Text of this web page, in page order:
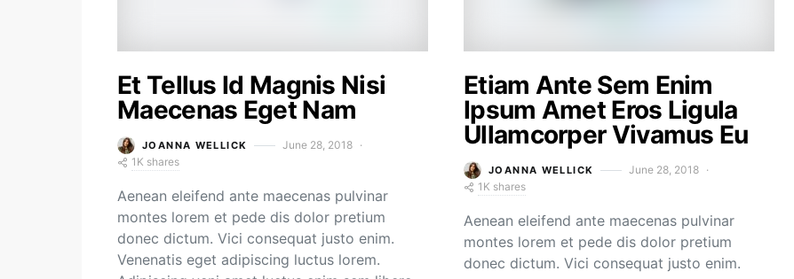
Et Tellus Id Magnis Nisi
Maecenas Eget Nam
JOANNA WELLICK
June 28, 2018
1K shares
Aenean eleifend ante maecenas pulvinar
montes lorem et pede dis dolor pretium
donec dictum. Vici consequat justo enim.
Venenatis eget adipiscing luctus lorem.
Etiam Ante Sem Enim
Ipsum Amet Eros Ligula
Ullamcorper Vivamus Eu
JOANNA WELLICK
June 28, 2018
1K shares
Aenean eleifend ante maecenas pulvinar
montes lorem et pede dis dolor pretium
donec dictum. Vici consequat justo enim.